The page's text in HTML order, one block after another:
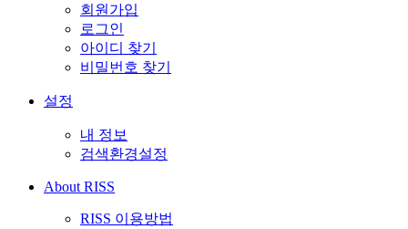
회원가입
로그인
아이디 찾기
비밀번호 찾기
설정
내 정보
검색환경설정
About RISS
RISS 이용방법